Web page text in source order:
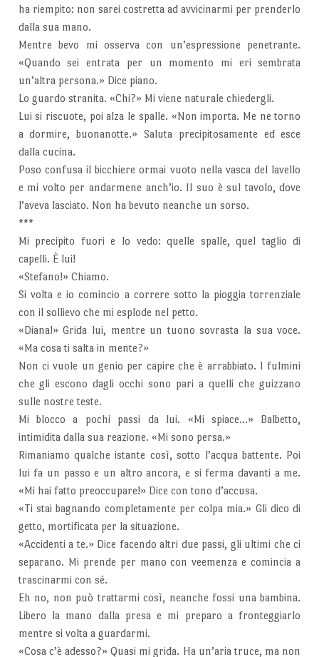
ha riempito: non sarei costretta ad avvicinarmi per prenderlo
dalla sua mano.
Mentre bevo mi osserva con un’espressione penetrante.
«Quando sei entrata per un momento mi eri sembrata
un’altra persona.» Dice piano.
Lo guardo stranita. «Chi?» Mi viene naturale chiedergli.
Lui si riscuote, poi alza le spalle. «Non importa. Me ne torno
a dormire, buonanotte.» Saluta precipitosamente ed esce
dalla cucina.
Poso confusa il bicchiere ormai vuoto nella vasca del lavello
e mi volto per andarmene anch’io. Il suo è sul tavolo, dove
l’aveva lasciato. Non ha bevuto neanche un sorso.
***
Mi precipito fuori e lo vedo: quelle spalle, quel taglio di
capelli. È lui!
«Stefano!» Chiamo.
Si volta e io comincio a correre sotto la pioggia torrenziale
con il sollievo che mi esplode nel petto.
«Diana!» Grida lui, mentre un tuono sovrasta la sua voce.
«Ma cosa ti salta in mente?»
Non ci vuole un genio per capire che è arrabbiato. I fulmini
che gli escono dagli occhi sono pari a quelli che guizzano
sulle nostre teste.
Mi blocco a pochi passi da lui. «Mi spiace…» Balbetto,
intimidita dalla sua reazione. «Mi sono persa.»
Rimaniamo qualche istante così, sotto l’acqua battente. Poi
lui fa un passo e un altro ancora, e si ferma davanti a me.
«Mi hai fatto preoccupare!» Dice con tono d’accusa.
«Ti stai bagnando completamente per colpa mia.» Gli dico di
getto, mortificata per la situazione.
«Accidenti a te.» Dice facendo altri due passi, gli ultimi che ci
separano. Mi prende per mano con veemenza e comincia a
trascinarmi con sé.
Eh no, non può trattarmi così, neanche fossi una bambina.
Libero la mano dalla presa e mi preparo a fronteggiarlo
mentre si volta a guardarmi.
«Cosa c’è adesso?» Quasi mi grida. Ha un’aria truce, ma non